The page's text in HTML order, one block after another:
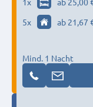
5x ab 21,67
Mind. 1 Nacht